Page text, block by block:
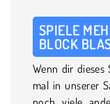
SPIELE
BLOCK
Wenn dir dieses
mal in unserer